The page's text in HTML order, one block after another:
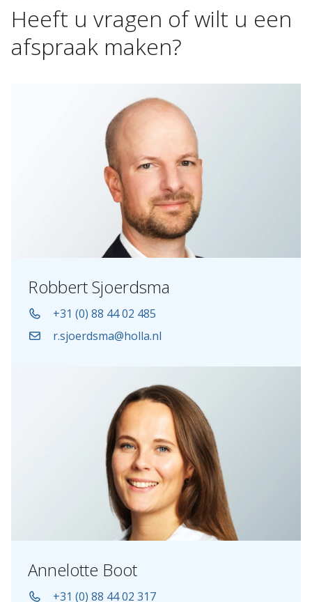
Heeft u vragen ofwilt u een
afspraak maken?
Robbert Sjoerdsma
+31 (0) 88 44 02 485
r.sjoerdsma@holla.nl
Annelotte Boot
+31 (0) 88 44 02 317